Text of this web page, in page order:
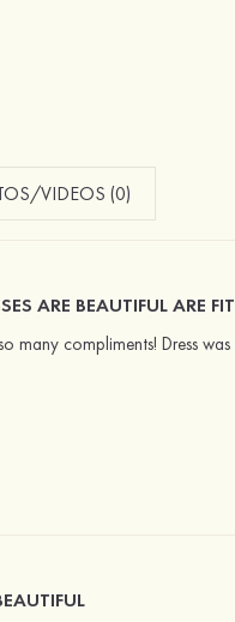
VIDEOS (0)
ARE BEAUTIFUL ARE
many compliments! Dress